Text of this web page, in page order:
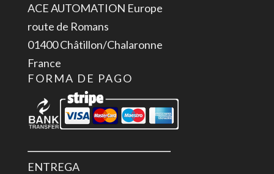
ACE AUTOMATION Europe
route de Romans
01400 Châtillon/Chalaronne
France
FORMA DE PAGO
ENTREGA